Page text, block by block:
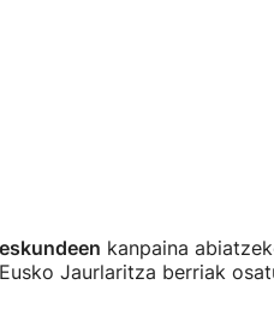
kanpaina
Jaurlaritza berriak